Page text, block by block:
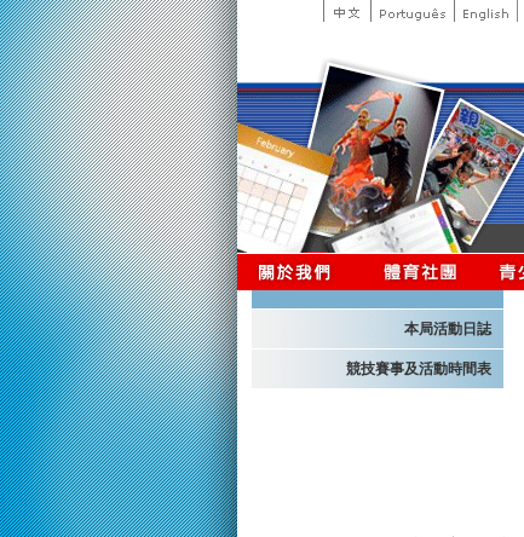
本局活動日誌
競技賽事及活動時間表